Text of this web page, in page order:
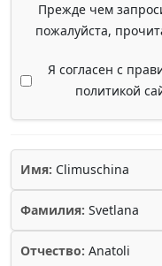
Прежде чем
пожалуйста,
Я согласен с
политикой
Имя: Climuschina
Фамилия: Svetlana
Отчество: Anatoli